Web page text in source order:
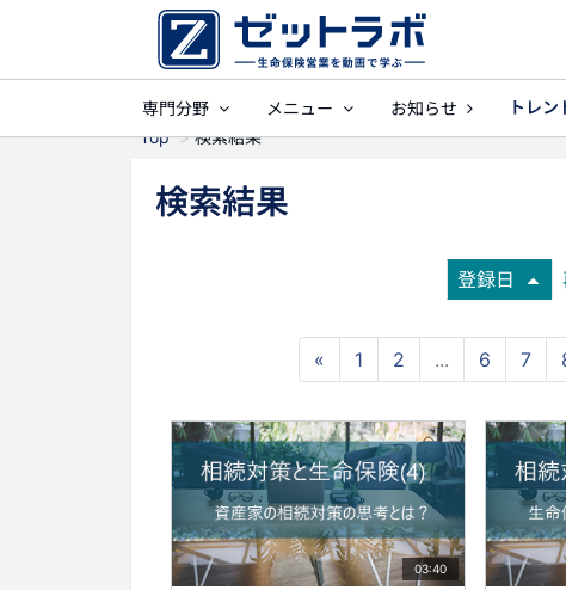
専門分野 メニュー お知らせ トレン
事業保障 就業不能
Top
検索結果
検索結果
登録日
« 1 2 ... 6 7
03:40